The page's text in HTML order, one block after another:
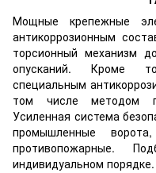
Мощные крепежные
антикоррозионным
торсионный механизм
опусканий. Кроме
специальным
том числе методом
Усиленная система
промышленные
противопожарные.
индивидуальном порядке.